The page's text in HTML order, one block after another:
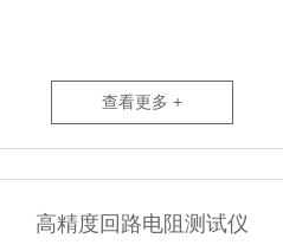
查看更多 +
高精度回路电阻测试仪